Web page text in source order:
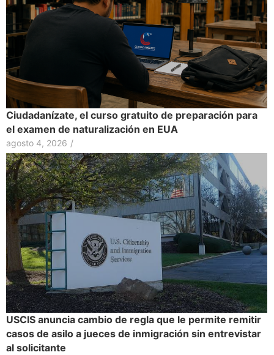
Ciudadanízate, el curso gratuito de preparación para
el examen de naturalización en EUA
agosto 4, 2026 /
USCIS anuncia cambio de regla que le permite remitir
casos de asilo a jueces de inmigración sin entrevistar
al solicitante